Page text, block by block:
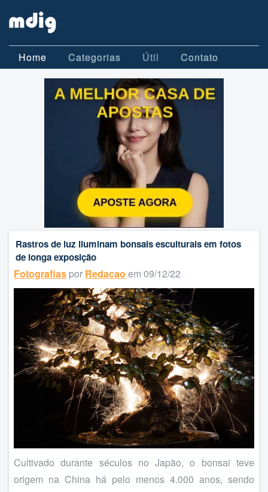
Home Categorias Útil Contato
Rastros de luz iluminam bonsais esculturais em fotos
de longa exposição
Fotografias por Redacao em 09/12/22
Cultivado durante séculos no Japão, o bonsai teve
origem na China há pelo menos 4.000 anos, sendo